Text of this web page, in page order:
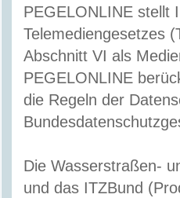
PEGELONLINE stellt
Telemediengesetzes
Abschnitt VI als
PEGELONLINE
die Regeln der
Die Wasserstraßen-
und das ITZBund